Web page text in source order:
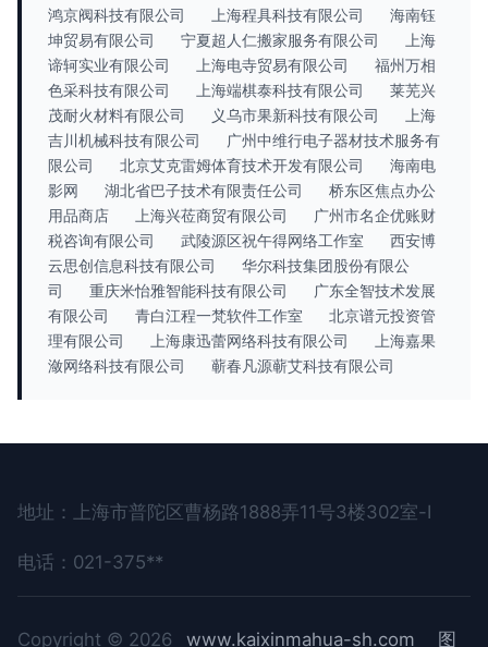
鸿京阀科技有限公司
上海程具科技有限公司
海南钰
坤贸易有限公司
宁夏超人仁搬家服务有限公司
上海
谛轲实业有限公司
上海电寺贸易有限公司
福州万相
色采科技有限公司
上海端棋泰科技有限公司
莱芜兴
茂耐火材料有限公司
义乌市果新科技有限公司
上海
吉川机械科技有限公司
广州中维行电子器材技术服务有
限公司
北京艾克雷姆体育技术开发有限公司
海南电
影网
湖北省巴子技术有限责任公司
桥东区焦点办公
用品商店
上海兴莅商贸有限公司
广州市名企优账财
税咨询有限公司
武陵源区祝午得网络工作室
西安博
云思创信息科技有限公司
华尔科技集团股份有限公
司
重庆米怡雅智能科技有限公司
广东全智技术发展
有限公司
青白江程一梵软件工作室
北京谱元投资管
理有限公司
上海康迅蕾网络科技有限公司
上海嘉果
潋网络科技有限公司
蕲春凡源蕲艾科技有限公司
地址：上海市普陀区曹杨路1888弄11号3楼302室-I
电话：021-375**
Copyright © 2026 www.kaixinmahua-sh.com 图